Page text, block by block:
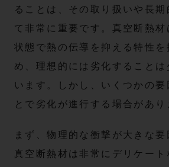
ることは、その取り扱いや長期
て非常に重要です。真空断熱材
状態で熱の伝導を抑える特性を
め、理想的には劣化することは
います。しかし、いくつかの要
とで劣化が進行する場合があり
まず、物理的な衝撃が大きな要
真空断熱材は非常にデリケート